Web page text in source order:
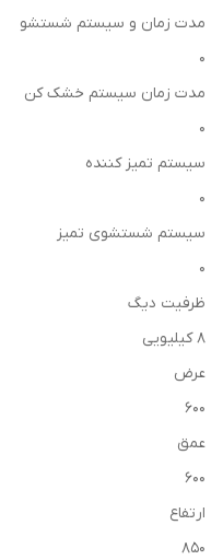
مدت زمان و سیستم شستشو
0
مدت زمان سیستم خشک کن
0
سیستم تمیز کننده
0
سیستم شستشوی تمیز
0
ظرفیت دیگ
8 کیلیویی
عرض
600
عمق
600
ارتفاع
850